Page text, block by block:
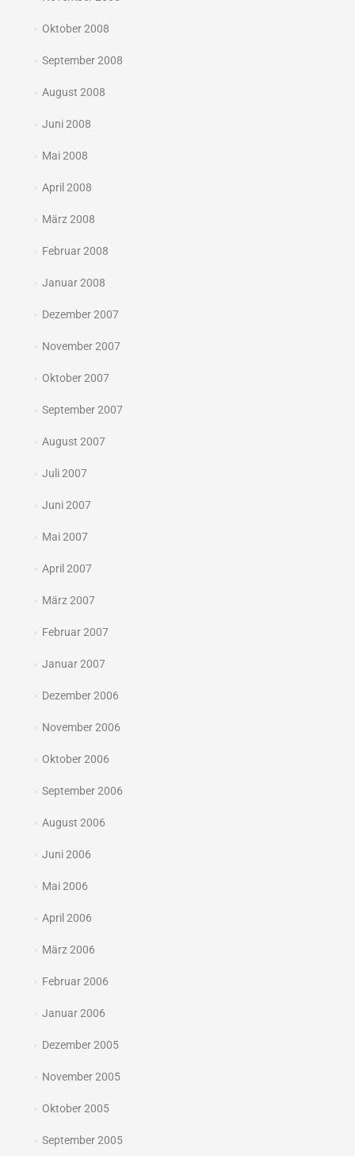
Oktober 2008
September 2008
August 2008
Juni 2008
Mai 2008
April 2008
März 2008
Februar 2008
Januar 2008
Dezember 2007
November 2007
Oktober 2007
September 2007
August 2007
Juli 2007
Juni 2007
Mai 2007
April 2007
März 2007
Februar 2007
Januar 2007
Dezember 2006
November 2006
Oktober 2006
September 2006
August 2006
Juni 2006
Mai 2006
April 2006
März 2006
Februar 2006
Januar 2006
Dezember 2005
November 2005
Oktober 2005
September 2005